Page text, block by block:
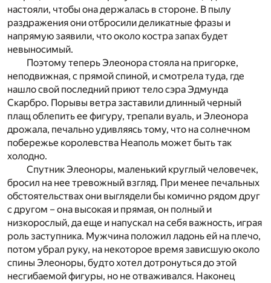
настояли, чтобы она держалась в стороне. В пылу
раздражения они отбросили деликатные фразы и
напрямую заявили, что около костра запах будет
невыносимый.
Поэтому теперь Элеонора стояла на пригорке,
неподвижная, с прямой спиной, и смотрела туда, где
нашло свой последний приют тело сэра Эдмунда
Скарбро. Порывы ветра заставили длинный черный
плащ облепить ее фигуру, трепали вуаль, и Элеонора
дрожала, печально удивляясь тому, что на солнечном
побережье королевства Неаполь может быть так
холодно.
Спутник Элеоноры, маленький круглый человечек,
бросил на нее тревожный взгляд. При менее печальных
обстоятельствах они выглядели бы комично рядом друг
с другом – она высокая и прямая, он полный и
низкорослый, да еще и напускал на себя важность, играя
роль заступника. Мужчина положил ладонь ей на плечо,
потом убрал руку, на некоторое время зависшую около
спины Элеоноры, будто хотел дотронуться до этой
несгибаемой фигуры, но не отваживался. Наконец